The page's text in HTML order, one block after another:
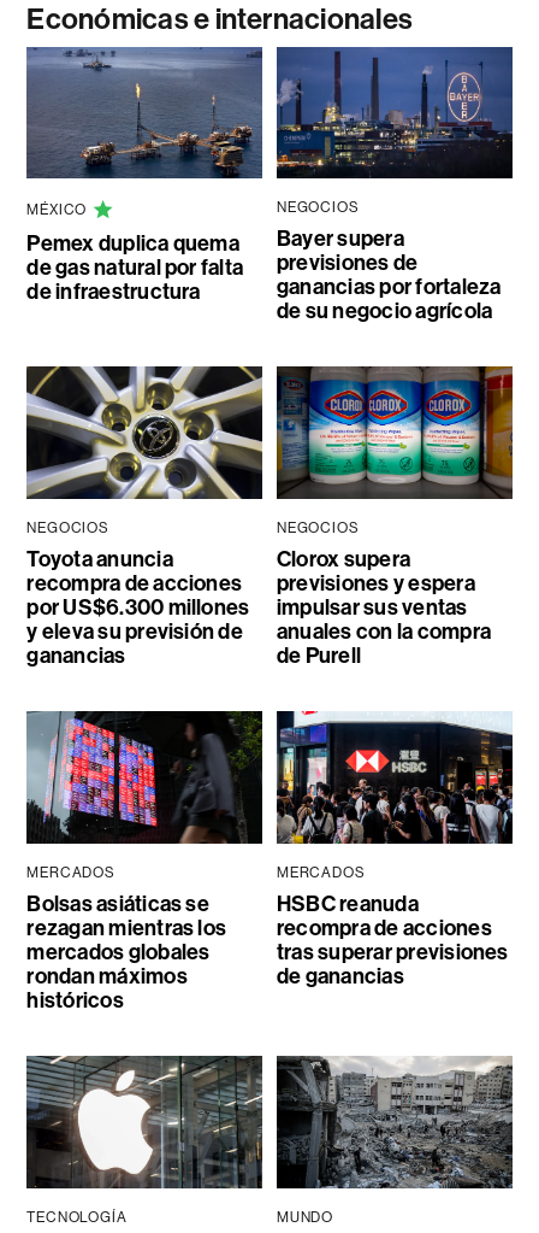
Económicas e internacionales
MÉXICO
Pemex duplica quema
de gas natural por falta
de infraestructura
NEGOCIOS
Bayer supera
previsiones de
ganancias por fortaleza
de su negocio agrícola
NEGOCIOS
Toyota anuncia
recompra de acciones
por US$6.300 millones
y eleva su previsión de
ganancias
NEGOCIOS
Clorox supera
previsiones y espera
impulsar sus ventas
anuales con la compra
de Purell
MERCADOS
Bolsas asiáticas se
rezagan mientras los
mercados globales
rondan máximos
históricos
MERCADOS
HSBC reanuda
recompra de acciones
tras superar previsiones
de ganancias
TECNOLOGÍA MUNDO